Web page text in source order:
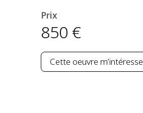
Prix
850 €
Cette oeuvre m’intéresse